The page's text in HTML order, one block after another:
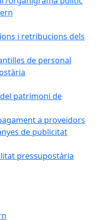
i retribucions dels
de personal
patrimoni de
a proveïdors
de publicitat
pressupostària